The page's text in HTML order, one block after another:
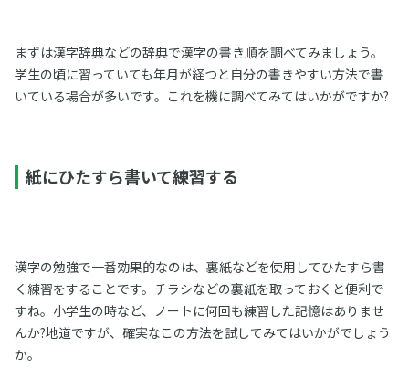
まずは漢字辞典などの辞典で漢字の書き順を調べてみましょう。
学生の頃に習っていても年月が経つと自分の書きやすい方法で書
いている場合が多いです。これを機に調べてみてはいかがですか?
紙にひたすら書いて練習する
漢字の勉強で一番効果的なのは、裏紙などを使用してひたすら書
く練習をすることです。チラシなどの裏紙を取っておくと便利で
すね。小学生の時など、ノートに何回も練習した記憶はありませ
んか?地道ですが、確実なこの方法を試してみてはいかがでしょう
か。